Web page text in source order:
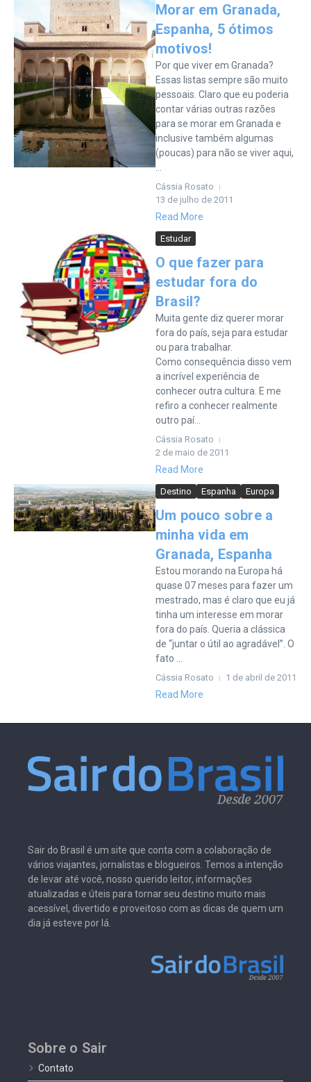
Morar em Granada,
Espanha, 5 ótimos
motivos!
Por que viver em Granada?
Essas listas sempre são muito
pessoais. Claro que eu poderia
contar várias outras razões
para se morar em Granada e
inclusive também algumas
(poucas) para não se viver aqui,
Cássia Rosato
13 de julho de 2011
Read More
Estudar
O que fazer para
estudar fora do
Brasil?
Muita gente diz querer morar
fora do país, seja para estudar
ou para trabalhar.
Como consequência disso vem
a incrível experiência de
conhecer outra cultura. E me
refiro a conhecer realmente
outro paí...
Cássia Rosato
2 de maio de 2011
Read More
Destino Espanha Europa
Um pouco sobre a
minha vida em
Granada, Espanha
Estou morando na Europa há
quase 07 meses para fazer um
mestrado, mas é claro que eu já
tinha um interesse em morar
fora do país. Queria a clássica
de “juntar o útil ao agradável”. O
fato ...
Cássia Rosato 1 de abril de 2011
Read More
Sair do Brasil é um site que conta com a colaboração de
vários viajantes, jornalistas e blogueiros. Temos a intenção
de levar até você, nosso querido leitor, informações
atualizadas e úteis para tornar seu destino muito mais
acessível, divertido e proveitoso com as dicas de quem um
dia já esteve por lá.
Sobre o Sair
Contato